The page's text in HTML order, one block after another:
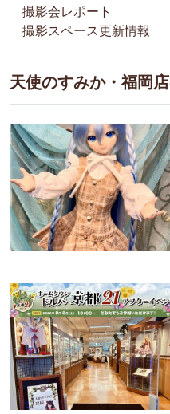
撮影会レポート
撮影スペース更新情報
天使のすみか・福岡